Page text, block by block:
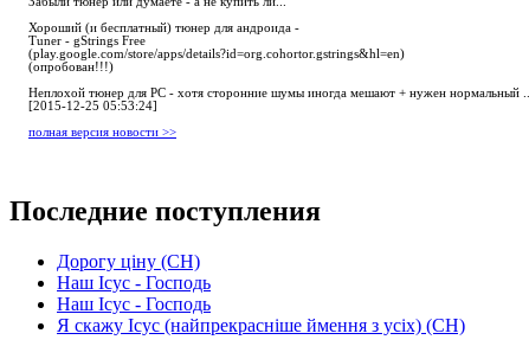
Хороший (и бесплатный) тюнер для андроида -
Tuner - gStrings Free
(play.google.com/store/apps/details?id=org.cohortor.gstrings&hl=en)
(опробован!!!)
Неплохой тюнер для РС - хотя сторонние шумы иногда мешают + нужен нормальный ...
[2015-12-25 05:53:24]
полная версия новости >>
Последние поступления
Дорогу ціну (СН)
Наш Ісус - Господь
Наш Ісус - Господь
Я скажу Ісус (найпрекрасніше ймення з усіх) (СН)